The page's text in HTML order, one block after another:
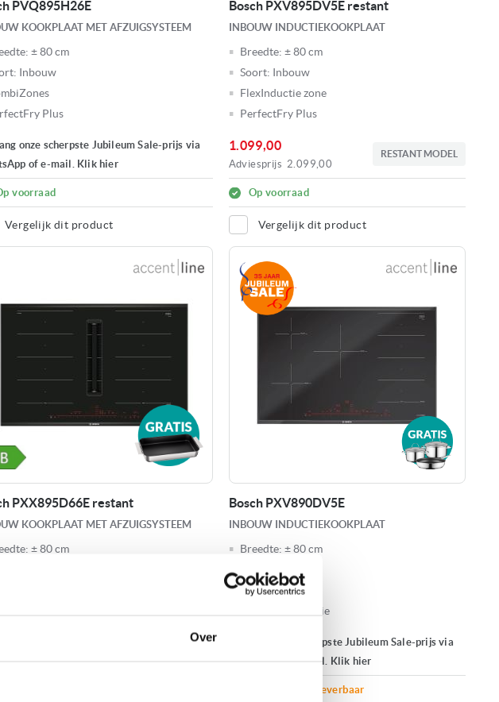
Over
PVQ895H26E
KOOKPLAAT MET AFZUIGSYSTEEM
± 80 cm
Inbouw
Plus
onze scherpste Jubileum Sale-prijs via
of e-mail. Klik hier
voorraad
Vergelijk dit product
Bosch PXV895DV5E restant
INBOUW INDUCTIEKOOKPLAAT
Breedte: ± 80 cm
Soort: Inbouw
FlexInductie zone
PerfectFry Plus
1.099,00
Adviesprijs 2.099,00
RESTANT MODEL
Op voorraad
Vergelijk dit product
PXX895D66E restant
KOOKPLAAT MET AFZUIGSYSTEEM
± 80 cm
4.379,00
Bosch PXV890DV5E
INBOUW INDUCTIEKOOKPLAAT
Breedte: ± 80 cm
Soort:
Inbouw
FlexZone
Warmhoudfunctie
Ontvang onze scherpste Jubileum Sale-prijs via
WhatsApp of e-mail. Klik hier
Op bestelling leverbaar